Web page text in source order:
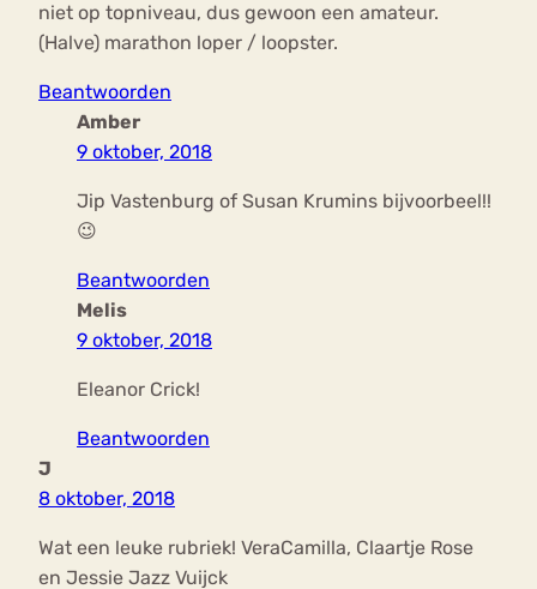
niet op topniveau, dus gewoon een amateur.
(Halve) marathon loper / loopster.
Beantwoorden
Amber
9 oktober, 2018
Jip Vastenburg of Susan Krumins bijvoorbeel!!
😉
Beantwoorden
Melis
9 oktober, 2018
Eleanor Crick!
Beantwoorden
J
8 oktober, 2018
Wat een leuke rubriek! VeraCamilla, Claartje Rose
en Jessie Jazz Vuijck